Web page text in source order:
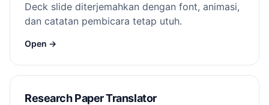
Deck slide diterjemahkan dengan font, animasi,
dan catatan pembicara tetap utuh.
Open →
Research Paper Translator